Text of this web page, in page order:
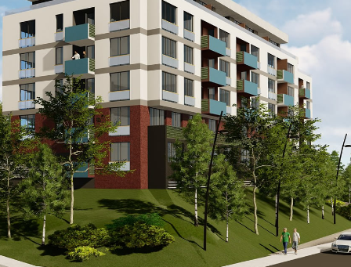
ŠIP
...
OPŠIRNIJE